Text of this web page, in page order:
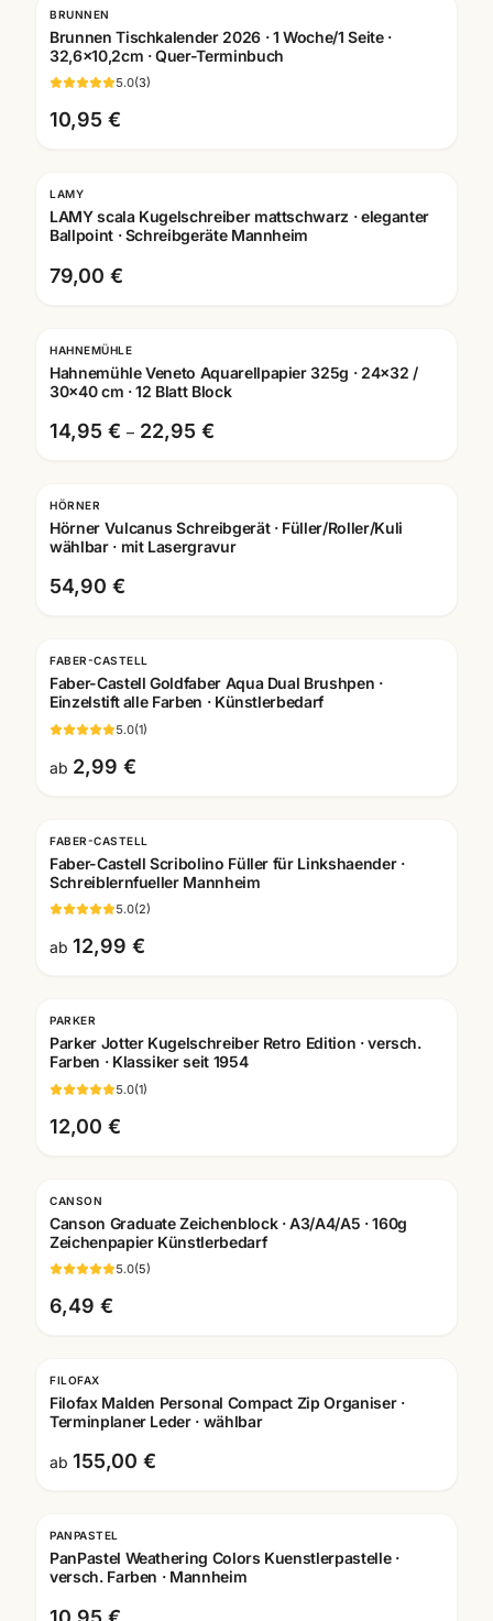
BRUNNEN
Brunnen Tischkalender 2026 · 1 Woche/1 Seite ·
32,6x10,2cm · Quer-Terminbuch
5.0(3)
10,95 €
Gravur
LAMY
LAMY scala Kugelschreiber mattschwarz · eleganter
Ballpoint · Schreibgeräte Mannheim
79,00 €
HAHNEMÜHLE
Hahnemühle Veneto Aquarellpapier 325g · 24x32 /
30x40 cm · 12 Blatt Block
14,95 € – 22,95 €
Gravur
HÖRNER
Hörner Vulcanus Schreibgerät · Füller/Roller/Kuli
wählbar · mit Lasergravur
54,90 €
FABER-CASTELL
Faber-Castell Goldfaber Aqua Dual Brushpen ·
Einzelstift alle Farben · Künstlerbedarf
5.0(1)
ab 2,99 €
FABER-CASTELL
Faber-Castell Scribolino Füller für Linkshaender ·
Schreiblernfueller Mannheim
5.0(2)
ab 12,99 €
Gravur
PARKER
Parker Jotter Kugelschreiber Retro Edition · versch.
Farben · Klassiker seit 1954
5.0(1)
12,00 €
CANSON
Canson Graduate Zeichenblock · A3/A4/A5 · 160g
Zeichenpapier Künstlerbedarf
5.0(5)
6,49 €
FILOFAX
Filofax Malden Personal Compact Zip Organiser ·
Terminplaner Leder · wählbar
ab 155,00 €
PANPASTEL
PanPastel Weathering Colors Kuenstlerpastelle ·
versch. Farben · Mannheim